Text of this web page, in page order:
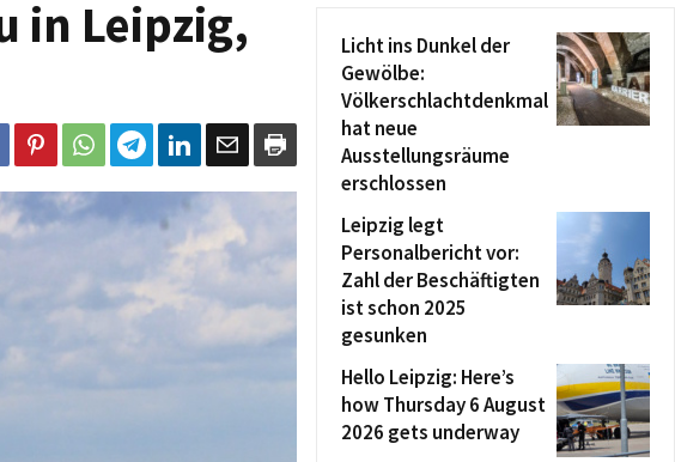
in Leipzig,
Licht ins Dunkel der
Gewölbe:
Völkerschlachtdenkmal
hat neue
Ausstellungsräume
erschlossen
Leipzig legt
Personalbericht vor:
Zahl der Beschäftigten
ist schon 2025
gesunken
Hello Leipzig: Here’s
how Thursday 6 August
2026 gets underway